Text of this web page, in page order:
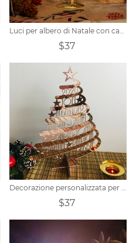
Luci per albero di Natale con campanelli per la famiglia con pupazzo di neve personalizzato
$37
Decorazione personalizzata per albero di Natale con nome della famiglia
$37